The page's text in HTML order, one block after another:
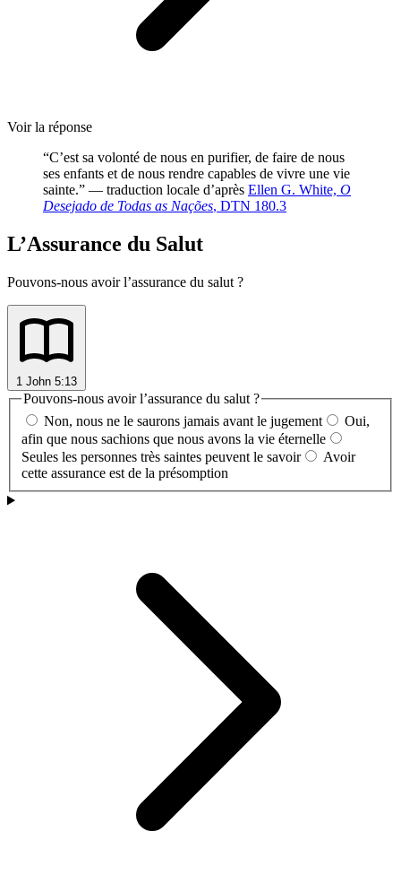
Voir la réponse
“C’est sa volonté de nous en purifier, de faire de nous
ses enfants et de nous rendre capables de vivre une vie
sainte.” — traduction locale d’après Ellen G. White, O
Desejado de Todas as Nações, DTN 180.3
L’Assurance du Salut
Pouvons-nous avoir l’assurance du salut ?
1 John 5:13
Pouvons-nous avoir l’assurance du salut ?
Non, nous ne le saurons jamais avant le jugement
Oui,
afin que nous sachions que nous avons la vie éternelle
Seules les personnes très saintes peuvent le savoir
Avoir
cette assurance est de la présomption